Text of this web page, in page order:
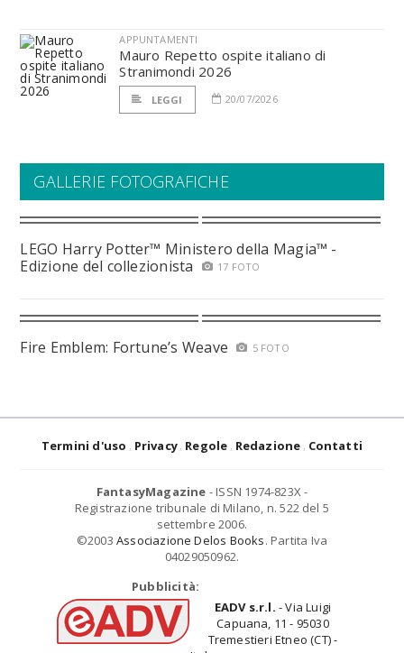
APPUNTAMENTI
Mauro Repetto ospite italiano di
Stranimondi 2026
LEGGI 20/07/2026
GALLERIE FOTOGRAFICHE
LEGO Harry Potter™ Ministero della Magia™ -
Edizione del collezionista
17 FOTO
Fire Emblem: Fortune’s Weave 5 FOTO
Termini d'uso Privacy Regole Redazione Contatti
FantasyMagazine - ISSN 1974-823X -
Registrazione tribunale di Milano, n. 522 del 5
settembre 2006.
©2003 Associazione Delos Books. Partita Iva
04029050962.
Pubblicità:
EADV s.r.l. - Via Luigi
Capuana, 11 - 95030
Tremestieri Etneo (CT) -